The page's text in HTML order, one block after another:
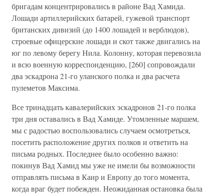
бригадам концентрировались в районе Вад Хамида.
Лошади артиллерийских батарей, гужевой транспорт
британских дивизий (до 1400 лошадей и верблюдов),
строевые офицерские лошади и скот также двигались на
юг по левому берегу Нила. Колонну, которая перевозила
и всю военную корреспонденцию, [260] сопровождали
два эскадрона 21-го уланского полка и два расчета
пулеметов Максима.
Все тринадцать кавалерийских эскадронов 21-го полка
три дня оставались в Вад Хамиде. Утомленные маршем,
мы с радостью воспользовались случаем осмотреться,
посетить расположение других полков и ответить на
письма родных. Последнее было особенно важно:
покинув Вад Хамид мы уже не имели бы возможности
отправлять письма в Каир и Европу до того момента,
когда враг будет побежден. Неожиданная остановка была